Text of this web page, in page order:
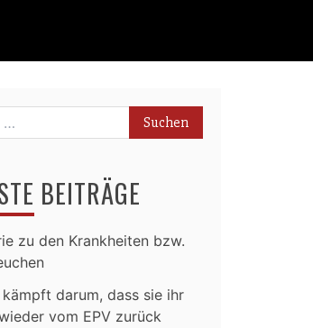
BEITRÄGE
zu den Krankheiten bzw.
kämpft darum, dass sie ihr
vom EPV zurück